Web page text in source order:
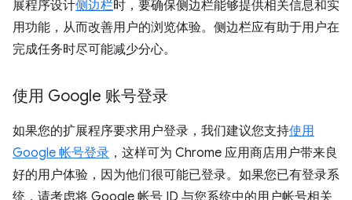
展程序设计侧边栏时，要确保侧边栏能够提供相关信息和实
用功能，从而改善用户的浏览体验。侧边栏应有助于用户在
完成任务时尽可能减少分心。
使用 Google 账号登录
如果您的扩展程序要求用户登录，我们建议您支持使用
Google 帐号登录 ，这样可为 Chrome 应用商店用户带来良
好的用户体验，因为他们很可能已登录。如果您已有登录系
统，请考虑将 Google 帐号 ID 与您系统中的用户帐号相关